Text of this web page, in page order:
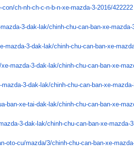
con/ch-nh-ch-c-n-b-n-xe-mazda-3-2016/422222
3-dak-lak/chinh-chu-can-ban-xe-mazda-
mazda-3-dak-lak/chinh-chu-can-ban-xe-
xe-mazda-3-dak-lak/chinh-chu-can-ban-xe-
mazda-3-dak-lak/chinh-chu-can-ban-xe-
ban-xe-tai-dak-lak/chinh-chu-can-ban-xe-
3-dak-lak/chinh-chu-can-ban-xe-mazda-
oto-cu/mazda/3/chinh-chu-can-ban-xe-